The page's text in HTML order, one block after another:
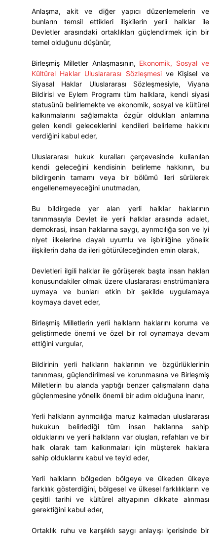
Anlaşma, akit ve diğer yapıcı düzenlemelerin ve
bunların temsil ettikleri ilişkilerin yerli halklar ile
Devletler arasındaki ortaklıkları güçlendirmek için bir
temel olduğunu düşünür,
Birleşmiş Milletler Anlaşmasının, Ekonomik, Sosyal ve
Kültürel Haklar Uluslararası Sözleşmesive Kişisel ve
Siyasal Haklar Uluslararası Sözleşmesiyle, Viyana
Bildirisi ve Eylem Programı tüm halklara, kendi siyasi
statusünü belirlemekte ve ekonomik, sosyal ve kültürel
kalkınmalarını sağlamakta özgür oldukları anlamına
gelen kendi geleceklerini kendileri belirleme hakkını
verdiğini kabul eder,
Uluslararası hukuk kuralları çerçevesinde kullanılan
kendi geleceğini kendisinin belirleme hakkının, bu
bildirgenin tamamı veya bir bölümü ileri sürülerek
engellenemeyeceğini unutmadan,
Bu bildirgede yer alan yerli halklar haklarının
tanınmasıyla Devlet ile yerli halklar arasında adalet,
demokrasi, insan haklarına saygı, ayrımcılığa son ve iyi
niyet ilkelerine dayalı uyumlu ve işbirliğine yönelik
ilişkilerin daha da ileri götürüleceğinden emin olarak,
Devletleri ilgili halklar ile görüşerek başta insan hakları
konusundakiler olmak üzere uluslararası enstrümanlara
uymaya ve bunları etkin bir şekilde uygulamaya
koymaya davet eder,
Birleşmiş Milletlerin yerli halkların haklarını koruma ve
geliştirmede önemli ve özel bir rol oynamaya devam
ettiğini vurgular,
Bildirinin yerli halkların haklarının ve özgürlüklerinin
tanınması, güçlendirilmesi ve korunmasına ve Birleşmiş
Milletlerin bu alanda yaptığı benzer çalışmaların daha
güçlenmesine yönelik önemli bir adım olduğuna inanır,
Yerli halkların ayrımcılığa maruz kalmadan uluslararası
hukukun belirlediği tüm insan haklarına sahip
olduklarını ve yerli halkların var oluşları, refahları ve bir
halk olarak tam kalkınmaları için müşterek haklara
sahip olduklarını kabul ve teyid eder,
Yerli halkların bölgeden bölgeye ve ülkeden ülkeye
farklılık gösterdiğini, bölgesel ve ülkesel farklılıkların ve
çeşitli tarihi ve kültürel altyapının dikkate alınması
gerektiğini kabul eder,
Ortaklık ruhu ve karşılıklı saygı anlayışı içerisinde bir